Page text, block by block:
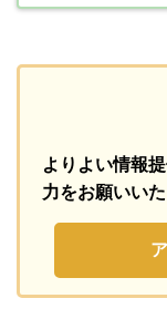
よりよい情報
力をお願いいた